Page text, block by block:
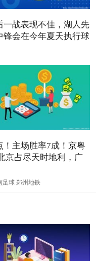
一战表现不佳，湖人先
锋会在今年夏天执行球
！主场胜率7成！京粤
京占尽天时地利，广
足球 郑州地铁